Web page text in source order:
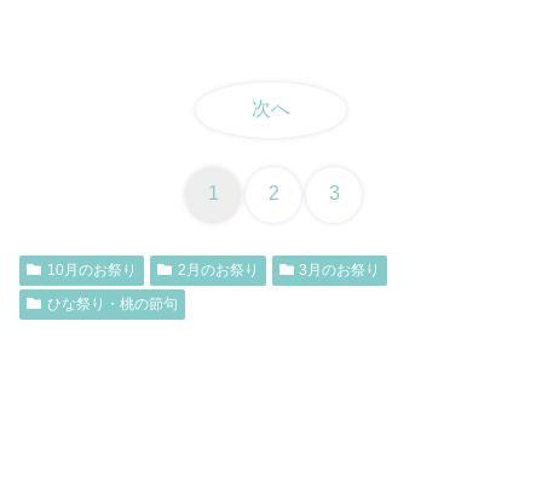
次へ
1 2 3
10月のお祭り 2月のお祭り
3月のお祭り
ひな祭り・桃の節句